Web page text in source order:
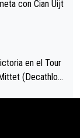
Cian Uijt
en el Tour
(Decathlon,
10. Vacek (Li